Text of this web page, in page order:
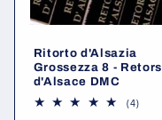
Ritorto d'Alsazia
Grossezza 8 - Retors
d'Alsace DMC
(4)4